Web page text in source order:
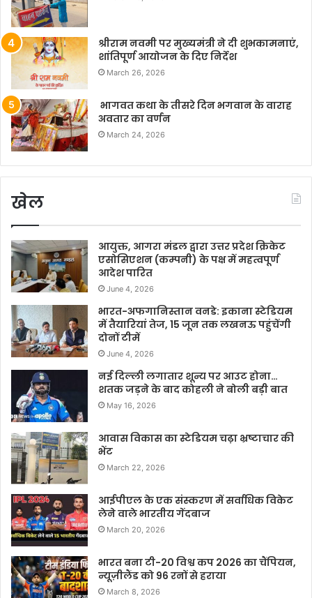
श्रीराम नवमी पर मुख्यमंत्री ने दी शुभकामनाएं,
शांतिपूर्ण आयोजन के दिए निर्देश
March 26, 2026
भागवत कथा के तीसरे दिन भगवान के वाराह
अवतार का वर्णन
March 24, 2026
खेल
आयुक्त, आगरा मंडल द्वारा उत्तर प्रदेश क्रिकेट
एसोसिएशन (कम्पनी) के पक्ष में महत्वपूर्ण
आदेश पारित
June 4, 2026
भारत-अफगानिस्तान वनडे: इकाना स्टेडियम
में तैयारियां तेज, 15 जून तक लखनऊ पहुंचेंगी
दोनों टीमें
June 4, 2026
नई दिल्ली लगातार शून्य पर आउट होना…
शतक जड़ने के बाद कोहली ने बोली बड़ी बात
May 16, 2026
आवास विकास का स्टेडियम चढ़ा भ्रष्टाचार की
भेंट
March 22, 2026
आईपीएल के एक संस्करण में सर्वाधिक विकेट
लेने वाले भारतीय गेंदबाज
March 20, 2026
भारत बना टी-20 विश्व कप 2026 का चैंपियन,
न्यूज़ीलैंड को 96 रनों से हराया
March 8, 2026